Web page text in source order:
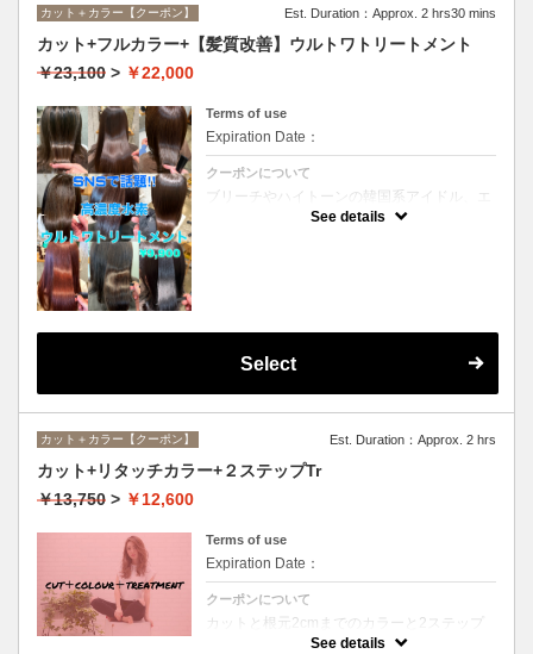
カット＋カラー【クーポン】 Est. Duration：Approx. 2 hrs30 mins
カット+フルカラー+【髪質改善】ウルトワトリートメント
￥23,100 > ￥22,000
Terms of use
Expiration Date：
クーポンについて
ブリーチやハイトーンの韓国系アイドル、エ
イジング毛にお悩みの美魔女も夢中！全ての
世代、髪質、メニューに対応できる髪質改善
See details
Select
カット＋カラー【クーポン】 Est. Duration：Approx. 2 hrs
カット+リタッチカラー+２ステップTr
￥13,750 > ￥12,600
Terms of use
Expiration Date：
クーポンについて
カットと根元2cmまでのカラーと2ステップ
トリートメントのセットメニュー。シャンプ
See details